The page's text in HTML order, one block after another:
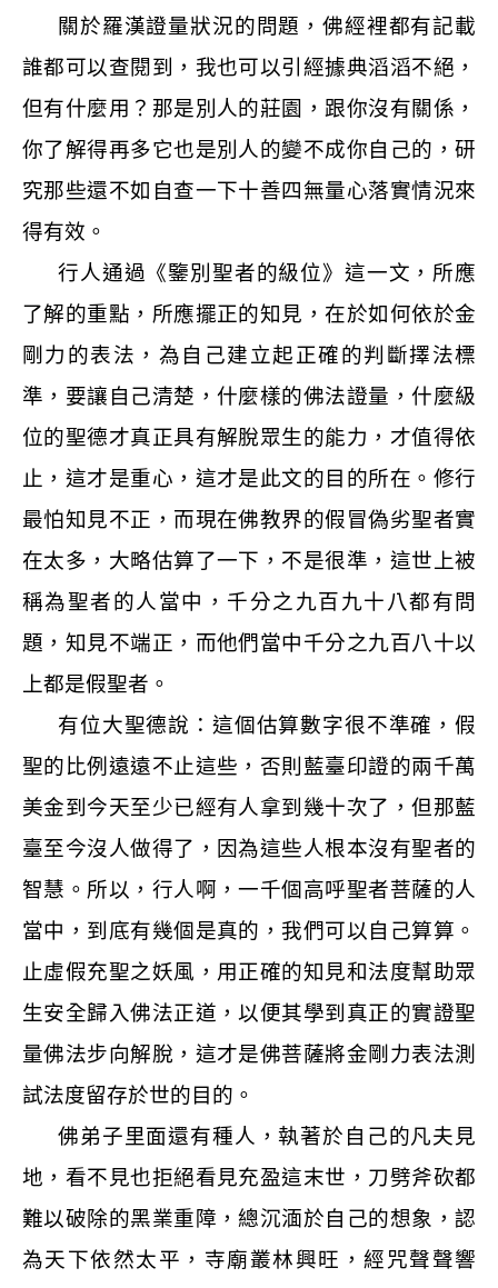
關於羅漢證量狀況的問題，佛經裡都有記載
誰都可以查閱到，我也可以引經據典滔滔不絕，
但有什麼用？那是別人的莊園，跟你沒有關係，
你了解得再多它也是別人的變不成你自己的，研
究那些還不如自查一下十善四無量心落實情況來
得有效。
行人通過《鑒別聖者的級位》這一文，所應
了解的重點，所應擺正的知見，在於如何依於金
剛力的表法，為自己建立起正確的判斷擇法標
準，要讓自己清楚，什麼樣的佛法證量，什麼級
位的聖德才真正具有解脫眾生的能力，才值得依
止，這才是重心，這才是此文的目的所在。修行
最怕知見不正，而現在佛教界的假冒偽劣聖者實
在太多，大略估算了一下，不是很準，這世上被
稱為聖者的人當中，千分之九百九十八都有問
題，知見不端正，而他們當中千分之九百八十以
上都是假聖者。
有位大聖德說：這個估算數字很不準確，假
聖的比例遠遠不止這些，否則藍臺印證的兩千萬
美金到今天至少已經有人拿到幾十次了，但那藍
臺至今沒人做得了，因為這些人根本沒有聖者的
智慧。所以，行人啊，一千個高呼聖者菩薩的人
當中，到底有幾個是真的，我們可以自己算算。
止虛假充聖之妖風，用正確的知見和法度幫助眾
生安全歸入佛法正道，以便其學到真正的實證聖
量佛法步向解脫，這才是佛菩薩將金剛力表法測
試法度留存於世的目的。
佛弟子里面還有種人，執著於自己的凡夫見
地，看不見也拒絕看見充盈這末世，刀劈斧砍都
難以破除的黑業重障，總沉湎於自己的想象，認
為天下依然太平，寺廟叢林興旺，經咒聲聲響